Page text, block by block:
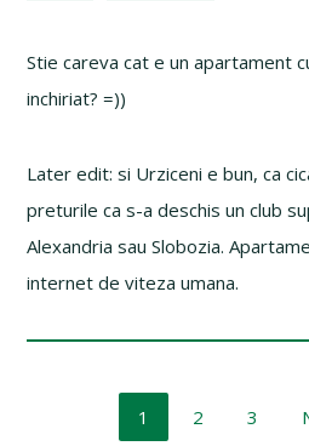
Stie careva cat e un apartament
inchiriat? =))
Later edit: si Urziceni e bun, ca
preturile ca s-a deschis un club
Alexandria sau Slobozia.
internet de viteza umana.
Page
1 Page
2 Page
3